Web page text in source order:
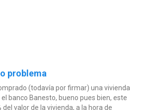
problema
(todavía por firmar) una vivienda
banco Banesto, bueno pues bien, este
del valor de la vivienda, a la hora de